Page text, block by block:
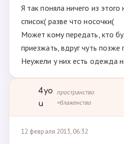
Я так поняла ничего из
список( разве что носочки(
Может кому передать, кто
приезжать, вдруг чуть позже
Неужели у них есть одежда
4yo
u
пространство
=блаженство
12 февраля 2013, 06:32